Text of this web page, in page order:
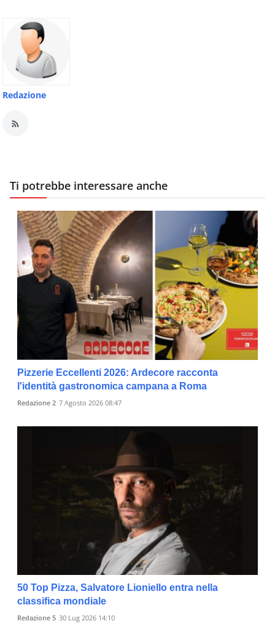
Redazione
Ti potrebbe interessare anche
Pizzerie Eccellenti 2026: Ardecore racconta
l'identità gastronomica campana a Roma
Redazione 2 7 Agosto 2026 08:47
50 Top Pizza, Salvatore Lioniello entra nella
classifica mondiale
Redazione 5 30 Lug 2026 14:10